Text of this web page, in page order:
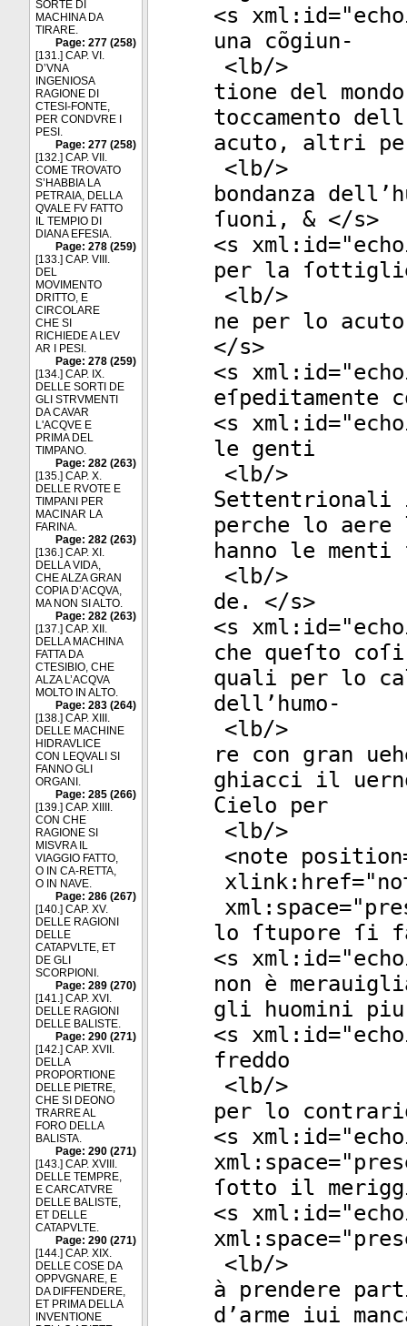
SORTE DI
MACHINA DA
TIRARE.
Page: 277 (258)
[131.] CAP. VI.
D’VNA
INGENIOSA
RAGIONE DI
CTESI-FONTE,
PER CONDVRE I
PESI.
Page: 277 (258)
[132.] CAP. VII.
COME TROVATO
S’HABBIA LA
PETRAIA, DELLA
QVALE FV FATTO
IL TEMPIO DI
DIANA EFESIA.
Page: 278 (259)
[133.] CAP. VIII.
DEL
MOVIMENTO
DRITTO, E
CIRCOLARE
CHE SI
RICHIEDE A LEV
AR I PESI.
Page: 278 (259)
[134.] CAP. IX.
DELLE SORTI DE
GLI STRVMENTI
DA CAVAR
L'ACQVE E
PRIMA DEL
TIMPANO.
Page: 282 (263)
[135.] CAP. X.
DELLE RVOTE E
TIMPANI PER
MACINAR LA
FARINA.
Page: 282 (263)
[136.] CAP. XI.
DELLA VIDA,
CHE ALZA GRAN
COPIA D’ACQVA,
MA NON SI ALTO.
Page: 282 (263)
[137.] CAP. XII.
DELLA MACHINA
FATTA DA
CTESIBIO, CHE
ALZA L’ACQVA
MOLTO IN ALTO.
Page: 283 (264)
[138.] CAP. XIII.
DELLE MACHINE
HIDRAVLICE
CON LEQVALI SI
FANNO GLI
ORGANI.
Page: 285 (266)
[139.] CAP. XIIII.
CON CHE
RAGIONE SI
MISVRA IL
VIAGGIO FATTO,
O IN CA-RETTA,
O IN NAVE.
Page: 286 (267)
[140.] CAP. XV.
DELLE RAGIONI
DELLE
CATAPVLTE, ET
DE GLI
SCORPIONI.
Page: 289 (270)
[141.] CAP. XVI.
DELLE RAGIONI
DELLE BALISTE.
Page: 290 (271)
[142.] CAP. XVII.
DELLA
PROPORTIONE
DELLE PIETRE,
CHE SI DEONO
TRARRE AL
FORO DELLA
BALISTA.
Page: 290 (271)
[143.] CAP. XVIII.
DELLE TEMPRE,
E CARCATVRE
DELLE BALISTE,
ET DELLE
CATAPVLTE.
Page: 290 (271)
[144.] CAP. XIX.
DELLE COSE DA
OPPVGNARE, E
DA DIFFENDERE,
ET PRIMA DELLA
INVENTIONE
<s xml:id="
una cõgiun-
<lb/>
tione del
toccamento
acuto, altri
<lb/>
bondanza
ſuoni, & </s>
<s xml:id="
per la
<lb/>
ne per lo
</s>
<s xml:id="
eſpeditamente
<s xml:id="
le genti
<lb/>
Settentrionali
perche lo aere
hanno le
<lb/>
de. </s>
<s xml:id="
che queſto
quali per lo
dell’humo-
<lb/>
re con gran
ghiacci il
Cielo per
<lb/>
<note position
xlink:href="
xml:space="
lo ſtupore ſi
<s xml:id="
non è
gli huomini
<s xml:id="
freddo
<lb/>
per lo
<s xml:id="
xml:space="
ſotto il
<s xml:id="
xml:space="
<lb/>
à prendere
d’arme iui